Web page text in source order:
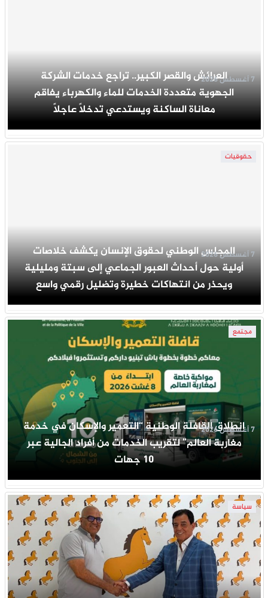
العرائش والقصر الكبير.. تراجع خدمات الشركة
الجهوية متعددة الخدمات للماء والكهرباء يفاقم
معاناة الساكنة ويستدعي تدخلاً عاجلاً
7 أغسطس 2026
حقوقيات
المجلس الوطني لحقوق الإنسان يكشف خلاصات
أولية حول أحداث العبور الجماعي إلى سبتة ومليلية
ويحذر من انتهاكات خطيرة وتضليل رقمي واسع
7 أغسطس 2026
مجتمع
انطلاق القافلة الوطنية “التعمير والإسكان في خدمة
مغاربة العالم” لتقريب الخدمات من أفراد الجالية عبر
10 جهات
7 أغسطس 2026
سياسة